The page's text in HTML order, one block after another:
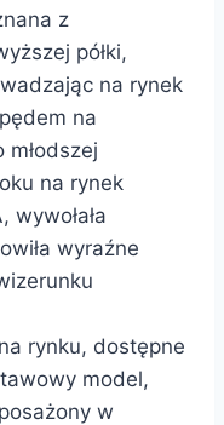
z
półki,
na rynek
na
młodszej
na rynek
wywołała
wyraźne
rynku, dostępne
model,
w